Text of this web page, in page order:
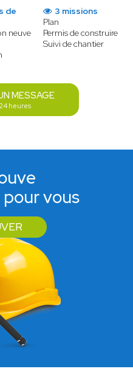
de
neuve
3 missions
Plan
Permis de construire
Suivi de chantier
MESSAGE
heures
vous